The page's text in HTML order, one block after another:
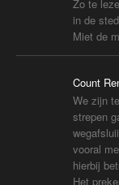
Zo te
in de
Miet de
Count
We zijn
strepen
vooral
hierbij
Het